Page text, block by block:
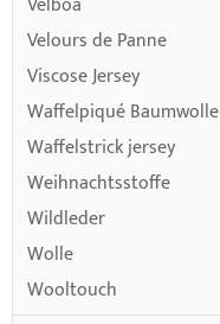
Velours de Panne
Viscose Jersey
Waffelpiqué Baumwolle
Waffelstrick jersey
Weihnachtsstoffe
Wildleder
Wolle
Wooltouch